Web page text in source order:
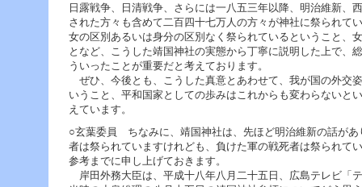
日露戦争、日清戦争、さらには一八五三年以降、明治維新、
された方々も含めて二百四十七万人の方々が神社に祭られて
女の区別あるいは身分の区別なく祭られているということ、
となど、こうした靖国神社の実態から丁寧に説明した上で、
ういったことが重要だと考えております。
ぜひ、今後とも、こうした真意とあわせて、我が国の外交
いうこと、平和国家としての歩みはこれからも変わらないと
えています。
○玄葉委員 ちなみに、靖国神社は、先ほど明治維新の話が
者は祭られていますけれども、負けた軍の戦死者は祭られて
参考までに申し上げておきます。
岸田外務大臣は、平成十八年八月二十五日、広島テレビ「